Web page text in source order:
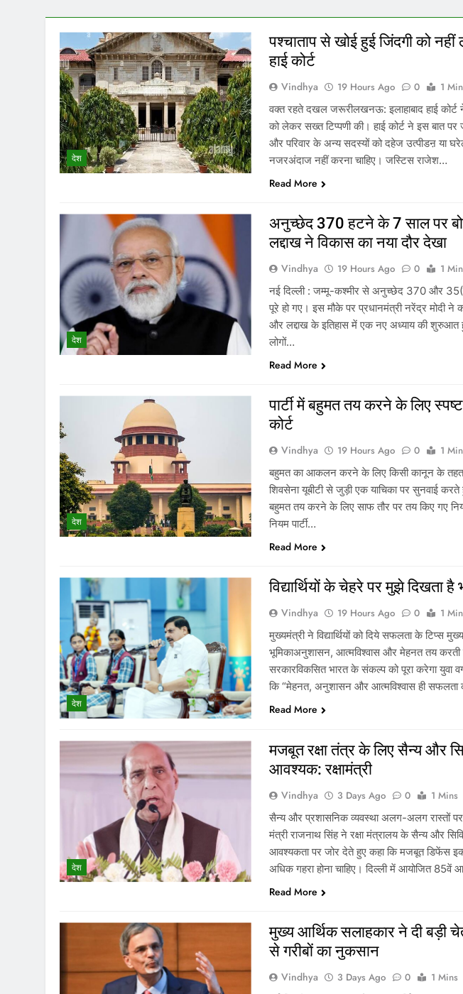
देश
पश्चाताप से खोई हुई जिंदगी को नहीं
हाई कोर्ट
Vindhya 19 Hours Ago 0
1
वक्त रहते दखल जरूरीलखनऊ: इलाहाबाद हाई
को लेकर सख्त टिप्पणी की। हाई कोर्ट ने इस बात पर
और परिवार के अन्य सदस्यों को दहेज उत्पीडऩ या
नजरअंदाज नहीं करना चाहिए। जस्टिस राजेश…
Read More
देश
अनुच्छेद 370 हटने के 7 साल पर
लद्दाख ने विकास का नया दौर देखा
Vindhya 19 Hours Ago 0
1
नई दिल्ली : जम्मू-कश्मीर से अनुच्छेद 370 और
पूरे हो गए। इस मौके पर प्रधानमंत्री नरेंद्र मोदी
और लद्दाख के इतिहास में एक नए अध्याय की शुरुआत
लोगों…
Read More
देश
पार्टी में बहुमत तय करने के लिए
कोर्ट
Vindhya 19 Hours Ago 0
1
बहुमत का आकलन करने के लिए किसी कानून के तहत
शिवसेना यूबीटी से जुड़ी एक याचिका पर सुनवाई करते
बहुमत तय करने के लिए साफ तौर पर तय किए गए
नियम पार्टी…
Read More
देश
विद्यार्थियों के चेहरे पर मुझे दिखता है
Vindhya 19 Hours Ago 0
1
मुख्यमंत्री ने विद्यार्थियों को दिये सफलता के टिप्स
भूमिकाअनुशासन, आत्मविश्वास और मेहनत तय करती
सरकारविकसित भारत के संकल्प को पूरा करेगा युवा
कि “मेहनत, अनुशासन और आत्मविश्वास ही सफलता
Read More
देश
मजबूत रक्षा तंत्र के लिए सैन्य और
आवश्यक: रक्षामंत्री
Vindhya 3 Days Ago 0
1 Mins
सैन्य और प्रशासनिक व्यवस्था अलग-अलग रास्तों पर
मंत्री राजनाथ सिंह ने रक्षा मंत्रालय के सैन्य और
आवश्यकता पर जोर देते हुए कहा कि मजबूत डिफेंस
अधिक गहरा होना चाहिए। दिल्ली में आयोजित 85वें
Read More
मुख्य आर्थिक सलाहकार ने दी बड़ी
से गरीबों का नुकसान
Vindhya 3 Days Ago 0
1 Mins